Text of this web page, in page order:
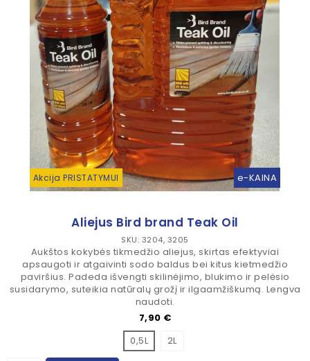
Akcija PRISTATYMUI e-KAINA
Aliejus Bird brand Teak Oil
SKU: 3204, 3205
Aukštos kokybės tikmedžio aliejus, skirtas efektyviai
apsaugoti ir atgaivinti sodo baldus bei kitus kietmedžio
paviršius. Padeda išvengti skilinėjimo, blukimo ir pelėsio
susidarymo, suteikia natūralų grožį ir ilgaamžiškumą. Lengva
naudoti.
Kaina
7,90 €
0,5L
2L